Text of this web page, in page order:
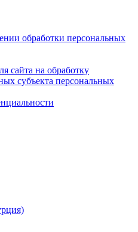
обработки персональных
сайта на обработку
субъекта персональных